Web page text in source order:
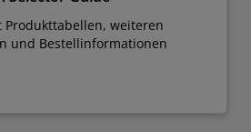
Produkttabellen, weiteren
und Bestellinformationen